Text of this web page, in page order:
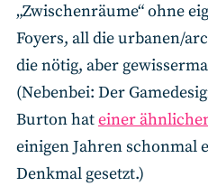
„Zwischenräume“ ohne
Foyers, all die urbanen/
die nötig, aber
(Nebenbei: Der
Burton hateiner
einigen Jahren schonmal
Denkmal gesetzt.)